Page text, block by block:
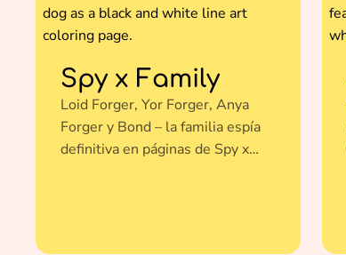
Spy x Family
Loid Forger, Yor Forger, Anya
Forger y Bond – la familia espía
definitiva en páginas de Spy x